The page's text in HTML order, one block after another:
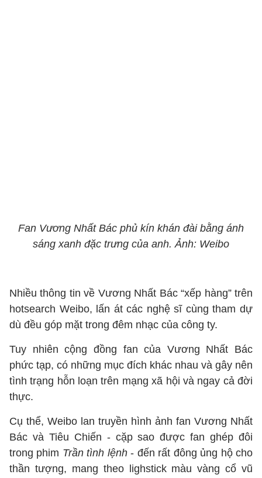
Fan Vương Nhất Bác phủ kín khán đài bằng ánh
sáng xanh đặc trưng của anh. Ảnh: Weibo
Nhiều thông tin về Vương Nhất Bác “xếp hàng” trên
hotsearch Weibo, lấn át các nghệ sĩ cùng tham dự
dù đều góp mặt trong đêm nhạc của công ty.
Tuy nhiên cộng đồng fan của Vương Nhất Bác
phức tạp, có những mục đích khác nhau và gây nên
tình trạng hỗn loạn trên mạng xã hội và ngay cả đời
thực.
Cụ thể, Weibo lan truyền hình ảnh fan Vương Nhất
Bác và Tiêu Chiến - cặp sao được fan ghép đôi
trong phim Trần tình lệnh- đến rất đông ủng hộ cho
thần tượng, mang theo lighstick màu vàng cổ vũ